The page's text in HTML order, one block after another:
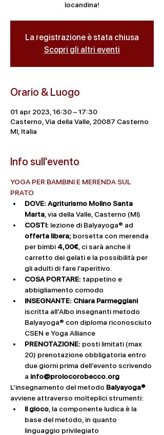
locandina!
La registrazione è stata chiusa
Scopri gli altri eventi
Orario & Luogo
01 apr 2023, 16:30 – 17:30
Casterno, Via della Valle, 20087 Casterno
MI, Italia
Info sull'evento
YOGA PER BAMBINI E MERENDA SUL
PRATO
DOVE: Agriturismo Molino Santa
Marta , via della Valle, Casterno (MI)
COSTI: lezione di Balyayoga® ad
offerta libera; borsetta con merenda
per bimbi 4,00€ , ci sarà anche il
carretto dei gelati e la possibilità per
gli adulti di fare l’aperitivo.
COSA PORTARE: tappetino e
abbigliamento comodo
INSEGNANTE: Chiara Parmeggiani
iscritta all’Albo insegnanti metodo
Balyayoga® con diploma riconosciuto
CSEN e Yoga Alliance
PRENOTAZIONE: posti limitati (max
20) prenotazione obbligatoria entro
due giorni prima dell’evento scrivendo
a info@prolocorobecco.org
L’insegnamento del metodo Balyayoga®
avviene attraverso molteplici strumenti:
Il gioco , la componente ludica è la
base del metodo, in quanto
linguaggio privilegiato